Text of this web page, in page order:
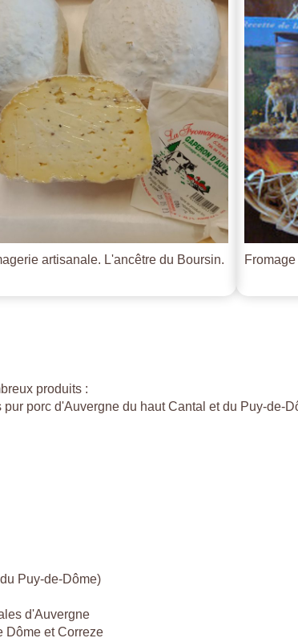
artisanale. L'ancêtre du Boursin.
produits :
porc d'Auvergne du haut Cantal et du Puy-de-
Puy-de-Dôme)
d'Auvergne
Dôme et Correze